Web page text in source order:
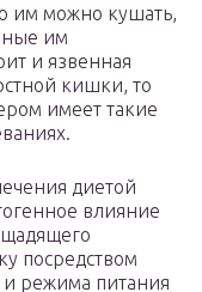
им можно кушать,
им
и язвенная
кишки, то
имеет такие
диетой
влияние
посредством
режима питания